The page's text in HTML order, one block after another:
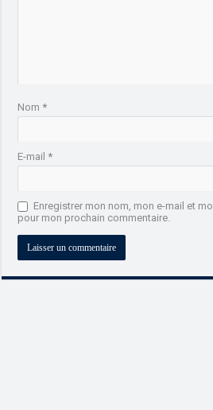
Nom*
E-mail*
Enregistrer mon nom, mon e-mail et
pour mon prochain commentaire.